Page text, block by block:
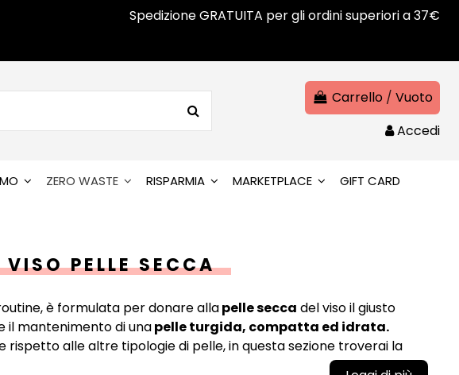
Spedizione GRATUITA per gli ordini superiori a 37€
Carrello / Vuoto
Accedi
ZERO WASTE RISPARMIA MARKETPLACE GIFT CARD
VISO PELLE SECCA
è formulata per donare allapelle secca del viso il giusto
il mantenimento di unapelle turgida, compatta ed idrata.
rispetto alle altre tipologie di pelle, in questa sezione troverai la